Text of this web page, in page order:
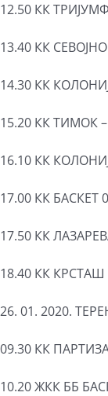
12.50 КК
13.40 КК
14.30 КК
15.20 КК ТИМОК
16.10 КК
17.00 КК БАСКЕТ
17.50 КК
18.40 КК
26. 01. 2020.
09.30 КК
10.20 ЖКК ББ